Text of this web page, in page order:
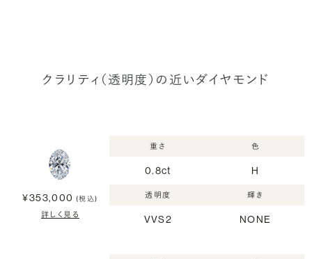
クラリティ（透明度）の近いダイヤモンド
¥353,000 (税込)
詳しく見る
重さ
0.8ct
色
H
透明度
VVS2
輝き
NONE